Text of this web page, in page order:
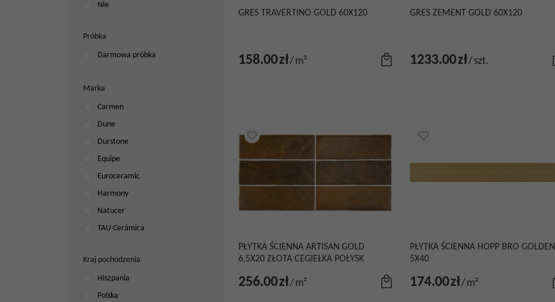
GRES TRAVERTINO GOLD 60X120
158.00zł/ m²
GRES ZEMENT GOLD 60X120
1233.00zł/ szt.
PŁYTKA ŚCIENNA ARTISAN GOLD
6,5X20 ZŁOTA CEGIEŁKA POŁYSK
256.00zł/ m²
PŁYTKA ŚCIENNA HOPP BRO GOLDEN
5X40
174.00zł/ m²
Nie
Próbka
Darmowa próbka
Marka
Carmen
Dune
Durstone
Equipe
Euroceramic
Harmony
Natucer
TAU Cerámica
Kraj pochodzenia
Hiszpania
Polska